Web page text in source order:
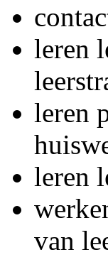
leren
leren
leren
van